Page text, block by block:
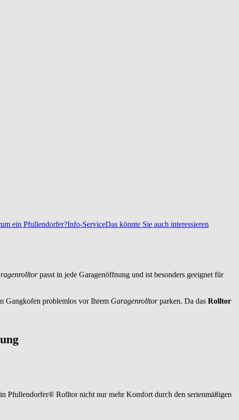
ein Pfullendorfer?Info-ServiceDas könnte Sie auch interessieren
passt in jede Garagenöffnung und ist besonders geeignet für
Gangkofen problemlos vor Ihrem Garagenrolltorparken. Da das Rolltor
Pfullendorfer® Rolltor nicht nur mehr Komfort durch den serienmäßigen